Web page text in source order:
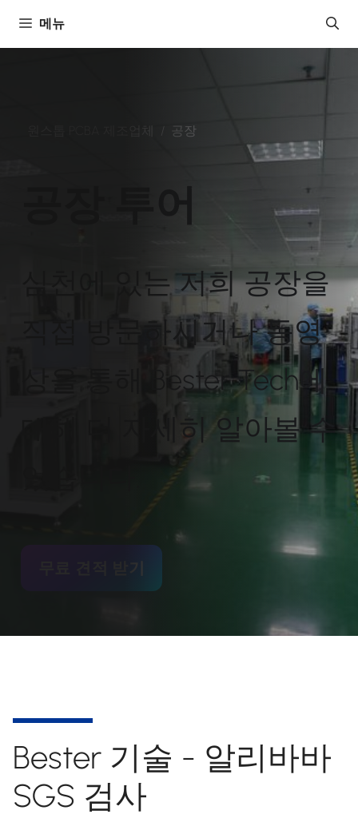
츠
메뉴
/ 공장
공장 투어
심천에 있는 저희 공장을
직접 방문하시거나 동영
상을 통해 Bester Tech에
대해 더 자세히 알아볼 수
무료 견적 받기
Bester 기술 - 알리바바
SGS 검사